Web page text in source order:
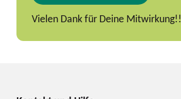
Vielen Dank für Deine Mitwirkung!!